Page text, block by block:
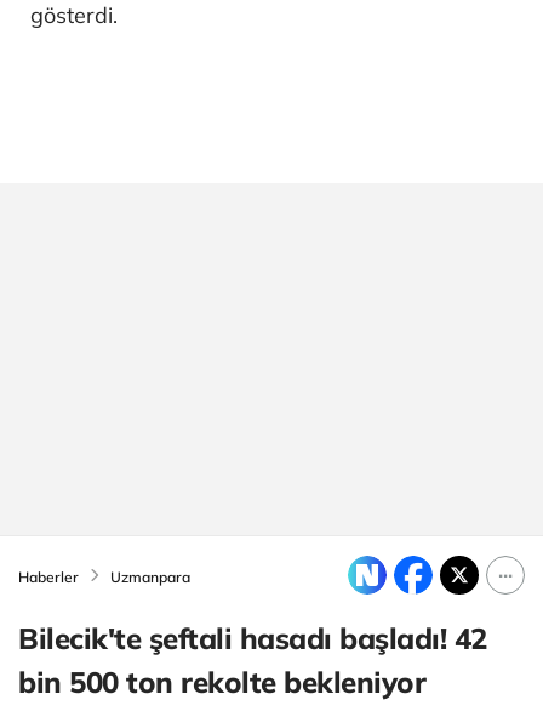
gösterdi.
Haberler Uzmanpara
Bilecik'te şeftali hasadı başladı! 42
bin 500 ton rekolte bekleniyor